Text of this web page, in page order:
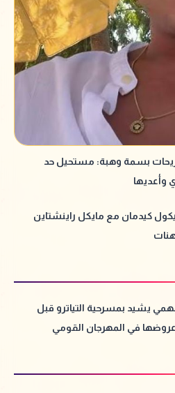
بسمة وهبة: مستحيل حد
وأعديها
كيدمان مع مايكل راينشتاين
يشيد بمسرحية التياترو قبل
في المهرجان القومي